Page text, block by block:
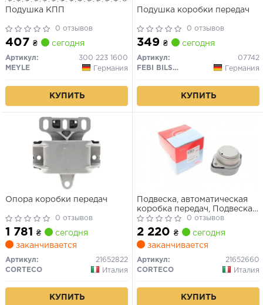
Подушка КПП
0 отзывов
407 ₴ сегодня
Артикул:
300 223 1600
MEYLE
Германия
КУПИТЬ
Подушка коробки передач
0 отзывов
349 ₴ сегодня
Артикул:
07742
FEBI BILSTEIN
Германия
КУПИТЬ
Опора коробки передач
0 отзывов
1 781 ₴
сегодня
заканчивается
Артикул:
21652822
CORTECO
Италия
КУПИТЬ
Подвеска, автоматическая
коробка передач, Подвеска,
ступенчатая коробка
передач
0 отзывов
2 220 ₴
сегодня
заканчивается
Артикул:
21652660
CORTECO
Италия
КУПИТЬ